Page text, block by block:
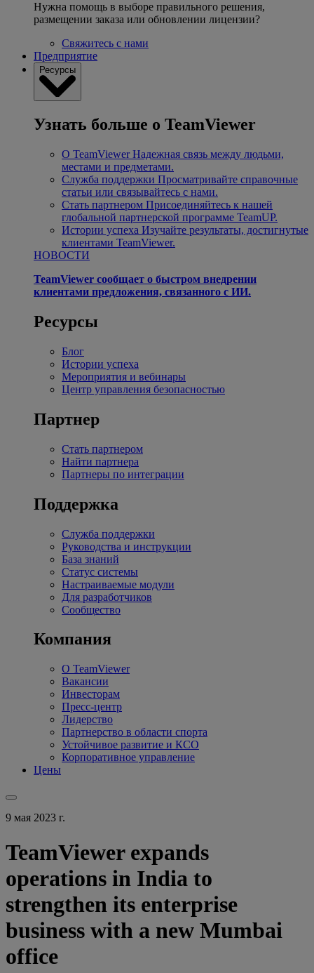
Нужна помощь в выборе правильного решения,
размещении заказа или обновлении лицензии?
Свяжитесь с нами
Предприятие
Ресурсы
Узнать больше о TeamViewer
О TeamViewer Надежная связь между людьми,
местами и предметами.
Служба поддержки Просматривайте справочные
статьи или связывайтесь с нами.
Стать партнером Присоединяйтесь к нашей
глобальной партнерской программе TeamUP.
Истории успеха Изучайте результаты, достигнутые
клиентами TeamViewer.
НОВОСТИ
TeamViewer сообщает о быстром внедрении
клиентами предложения, связанного с ИИ.
Ресурсы
Блог
Истории успеха
Мероприятия и вебинары
Центр управления безопасностью
Партнер
Стать партнером
Найти партнера
Партнеры по интеграции
Поддержка
Служба поддержки
Руководства и инструкции
База знаний
Статус системы
Настраиваемые модули
Для разработчиков
Сообщество
Компания
О TeamViewer
Вакансии
Инвесторам
Пресс-центр
Лидерство
Партнерство в области спорта
Устойчивое развитие и КСО
Корпоративное управление
Цены
9 мая 2023 г.
TeamViewer expands
operations in India to
strengthen its enterprise
business with a new Mumbai
office